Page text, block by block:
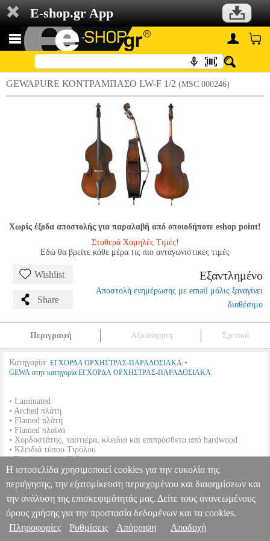
E-shop.gr App
GEWAPURE ΚΟΝΤΡΑΜΠΑΣΟ LW-F 1/2 (MSC.000246)
Χωρίς έξοδα αποστολής για παραλαβή από οποιοδήποτε eshop point!
Σταθερά Χαμηλές Τιμές!
Εδώ θα βρείτε κάθε μέρα τις πιο ανταγωνιστικές τιμές
Wishlist
Share
Εξαντλημένο
Αποστολή ενημέρωσης με email μόλις ξαναγίνει
διαθέσιμο
Περιγραφή Αξιολόγηση Σχετικά
Κατηγορία: ΕΓΧΟΡΔΑ ΟΡΧΗΣΤΡΑΣ-ΠΑΡΑΔΟΣΙΑΚΑ •
GEWA στην κατηγορία ΕΓΧΟΡΔΑ ΟΡΧΗΣΤΡΑΣ-ΠΑΡΑΔΟΣΙΑΚΑ
• Laminated
• Arched πλάτη
• Flamed πλάτη
• Flamed πλαϊνά
• Χορδοστάτης, ταστιέρα, κλειδιά και επιπρόσθετα από hardwood
• Κλειδιά τύπου Τιρόλου
• Σκούρο κεραμιδί βερνίκι
• Περιλαμβάνει όλα τα κομμάτια
• Ρυθμισμένο
GEWAPURE ΚΟΝΤΡΑΜΠΑΣΟ LW-F 1/2 MSC.000246
MSC.000246
GEWA
ΕΓΧΟΡΔΑ ΟΡΧΗΣΤΡΑΣ-
ΠΑΡΑΔΟΣΙΑΚΑ Κατηγορία: ΕΓΧΟΡΔΑ ΟΡΧΗΣΤΡΑΣ-
ΠΑΡΑΔΟΣΙΑΚΑ •GEWA στην κατηγορία
Πληροφορίες & Υπηρεσίες >
Η ιστοσελίδα χρησιμοποιεί cookies για την ευκολία της
περιήγησης, την εξατομίκευση περιεχομένου και διαφημίσεων και
την ανάλυση της επισκεψιμότητάς μας. Δείτε τους ανανεωμένους
όρους χρήσης για την προστασία δεδομένων και τα cookies.
Πληροφορίες
Ρυθμίσεις Απόρριψη Αποδοχή